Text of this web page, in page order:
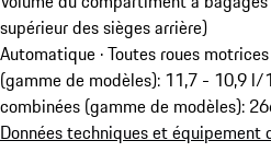
supérieur des sièges arrière)
Automatique · Toutes roues motrices
(gamme de modèles): 11,7 - 10,9 l/
combinées (gamme de modèles):
Données techniques et équipement